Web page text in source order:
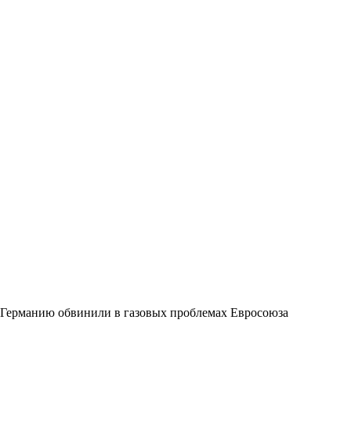
Германию обвинили в газовых проблемах Евросоюза